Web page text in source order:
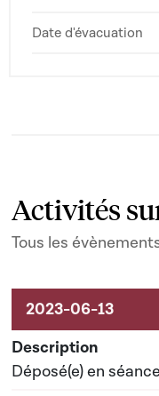
Date d'évacuation
Activités
Tous les
Activités sur le
Déposé(e) en